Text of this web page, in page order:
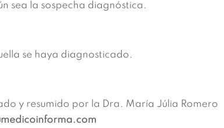
sea la sospecha diagnóstica.
se haya diagnosticado.
y resumido por la Dra. María Júlia Romero